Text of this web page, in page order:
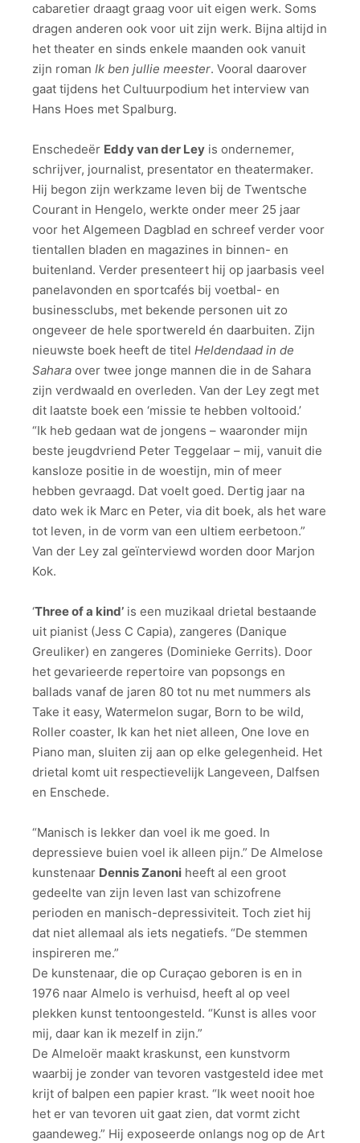
cabaretier draagt graag voor uit eigen werk. Soms
dragen anderen ook voor uit zijn werk. Bijna altijd in
het theater en sinds enkele maanden ook vanuit
zijn roman Ik ben jullie meester. Vooral daarover
gaat tijdens het Cultuurpodium het interview van
Hans Hoes met Spalburg.
Enschedeër Eddy van der Ley is ondernemer,
schrijver, journalist, presentator en theatermaker.
Hij begon zijn werkzame leven bij de Twentsche
Courant in Hengelo, werkte onder meer 25 jaar
voor het Algemeen Dagblad en schreef verder voor
tientallen bladen en magazines in binnen- en
buitenland. Verder presenteert hij op jaarbasis veel
panelavonden en sportcafés bij voetbal- en
businessclubs, met bekende personen uit zo
ongeveer de hele sportwereld én daarbuiten. Zijn
nieuwste boek heeft de titel Heldendaad in de
Sahara over twee jonge mannen die in de Sahara
zijn verdwaald en overleden. Van der Ley zegt met
dit laatste boek een ‘missie te hebben voltooid.’
“Ik heb gedaan wat de jongens – waaronder mijn
beste jeugdvriend Peter Teggelaar – mij, vanuit die
kansloze positie in de woestijn, min of meer
hebben gevraagd. Dat voelt goed. Dertig jaar na
dato wek ik Marc en Peter, via dit boek, als het ware
tot leven, in de vorm van een ultiem eerbetoon.”
Van der Ley zal geïnterviewd worden door Marjon
Kok.
‘Three of a kind’ is een muzikaal drietal bestaande
uit pianist (Jess C Capia), zangeres (Danique
Greuliker) en zangeres (Dominieke Gerrits). Door
het gevarieerde repertoire van popsongs en
ballads vanaf de jaren 80 tot nu met nummers als
Take it easy, Watermelon sugar, Born to be wild,
Roller coaster, Ik kan het niet alleen, One love en
Piano man, sluiten zij aan op elke gelegenheid. Het
drietal komt uit respectievelijk Langeveen, Dalfsen
en Enschede.
“Manisch is lekker dan voel ik me goed. In
depressieve buien voel ik alleen pijn.” De Almelose
kunstenaar Dennis Zanoni heeft al een groot
gedeelte van zijn leven last van schizofrene
perioden en manisch-depressiviteit. Toch ziet hij
dat niet allemaal als iets negatiefs. “De stemmen
inspireren me.”
De kunstenaar, die op Curaçao geboren is en in
1976 naar Almelo is verhuisd, heeft al op veel
plekken kunst tentoongesteld. “Kunst is alles voor
mij, daar kan ik mezelf in zijn.”
De Almeloër maakt kraskunst, een kunstvorm
waarbij je zonder van tevoren vastgesteld idee met
krijt of balpen een papier krast. “Ik weet nooit hoe
het er van tevoren uit gaat zien, dat vormt zicht
gaandeweg.” Hij exposeerde onlangs nog op de Art